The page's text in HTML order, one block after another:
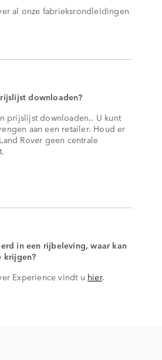
al onze fabrieksrondleidingen
downloaden?
prijslijst downloaden.. U kunt
aan een retailer. Houd er
Rover geen centrale
in een rijbeleving, waar kan
krijgen?
Experience vindt u hier.